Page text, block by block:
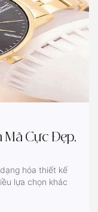
Mã Cực Đẹp,
hóa thiết kế
lựa chọn khác